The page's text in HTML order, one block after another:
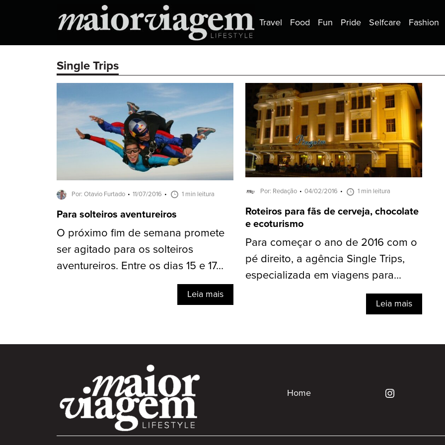
Travel Food Fun Pride Selfcare Fashion
Single Trips
Por: Otavio Furtado 11/07/2016 1 min leitura
Para solteiros aventureiros
O próximo fim de semana promete
ser agitado para os solteiros
aventureiros. Entre os dias 15 e 17...
Leia mais
Por: Redação 04/02/2016 1 min leitura
Roteiros para fãs de cerveja, chocolate
e ecoturismo
Para começar o ano de 2016 com o
pé direito, a agência Single Trips,
especializada em viagens para...
Leia mais
Home